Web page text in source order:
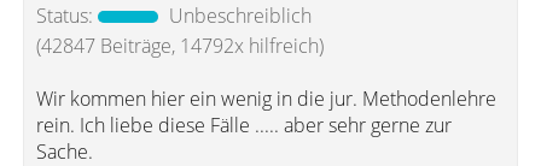
Status:
Unbeschreiblich
(42847 Beiträge, 14792x hilfreich)
Wir kommen hier ein wenig in die jur. Methodenlehre
rein. Ich liebe diese Fälle ..... aber sehr gerne zur
Sache.